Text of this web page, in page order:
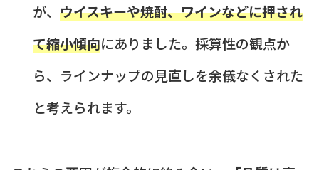
が、 ウイスキーや焼酎、ワインなどに押され
て縮小傾向にありました。採算性の観点か
ら、ラインナップの見直しを余儀なくされた
と考えられます。